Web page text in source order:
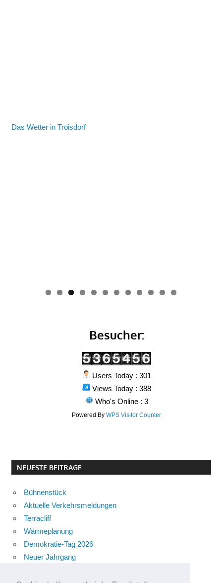
Das Wetter in Troisdorf
0 1 2
Besucher:
Users Today : 301
Views Today : 388
Who's Online : 3
Powered ByWPS Visitor Counter
NEUESTE BEITRÄGE
Bühnenstück
Aktuelle Verkehrsmeldungen
Terracliff
Wärmeplanung
Demokratie-Tag 2026
Neuer Jahrgang